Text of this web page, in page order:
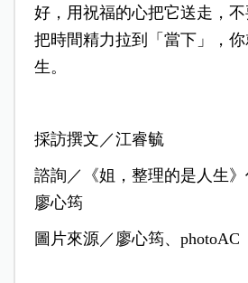
好，用祝福的心把它送走，不
把時間精力拉到「當下」，
生。
採訪撰文／江睿毓
諮詢／《姐，整理的是人生
廖心筠
圖片來源／廖心筠、photoAC